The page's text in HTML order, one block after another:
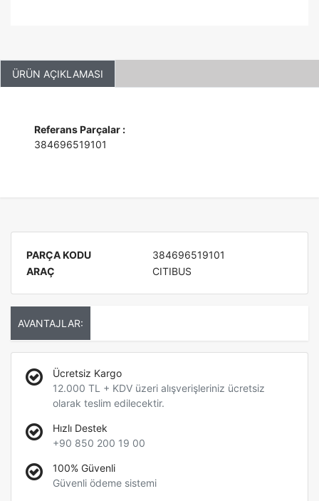
ÜRÜN AÇIKLAMASI
Referans Parçalar :
384696519101
PARÇA KODU
384696519101
ARAÇ
CITIBUS
AVANTAJLAR:
Ücretsiz Kargo
12.000 TL + KDV üzeri alışverişleriniz ücretsiz
olarak teslim edilecektir.
Hızlı Destek
+90 850 200 19 00
100% Güvenli
Güvenli ödeme sistemi